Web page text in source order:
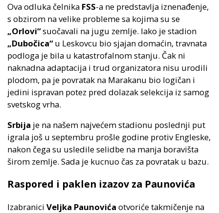
Ova odluka čelnika FSS-a ne predstavlja iznenađenje,
s obzirom na velike probleme sa kojima su se
„Orlovi“suočavali na jugu zemlje. Iako je stadion
„Dubočica“u Leskovcu bio sjajan domaćin, travnata
podloga je bila u katastrofalnom stanju. Čak ni
naknadna adaptacija i trud organizatora nisu urodili
plodom, pa je povratak na Marakanu bio logičan i
jedini ispravan potez pred dolazak selekcija iz samog
svetskog vrha.
Srbija je na našem najvećem stadionu poslednji put
igrala još u septembru prošle godine protiv Engleske,
nakon čega su usledile selidbe na manja boravišta
širom zemlje. Sada je kucnuo čas za povratak u bazu.
Raspored i paklen izazov za Paunovića
Izabranici Veljka Paunovića otvoriće takmičenje na